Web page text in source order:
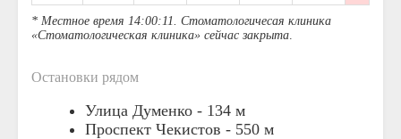
* Местное время 14:00:11. Стоматологичесая клиника
«Стоматологическая клиника» сейчас закрыта.
Остановки рядом
Улица Думенко - 134 м
Проспект Чекистов - 550 м